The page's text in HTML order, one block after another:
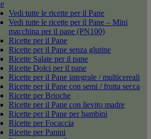
Vedi tutte le ricette per il Pane
Vedi tutte le ricette per il Pane – Mini
macchina per il pane (PN100)
Ricette per il Pane
Ricette per il Pane senza glutine
Ricette Salate per il pane
Ricette Dolci per il pane
Ricette per il Pane integrale / multicereali
Ricette per il Pane con semi / frutta secca
Ricette per Brioche
Ricette per il Pane con lievito madre
Ricette per il Pane per bambini
Ricette per Focaccia
Ricette per Panini